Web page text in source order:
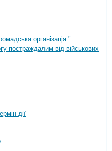
організація "
постраждалим від військових
дії